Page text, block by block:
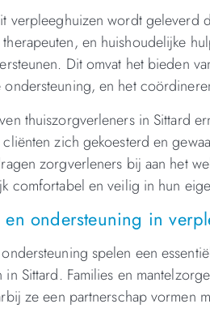
verpleeghuizen wordt geleverd
en huishoudelijke
Dit omvat het bieden
ondersteuning, en het
thuiszorgverleners in Sittard
zich gekoesterd en
zorgverleners bij aan het
comfortabel en veilig in hun
en ondersteuning in
spelen een
in Sittard. Families en
ze een partnerschap vormen